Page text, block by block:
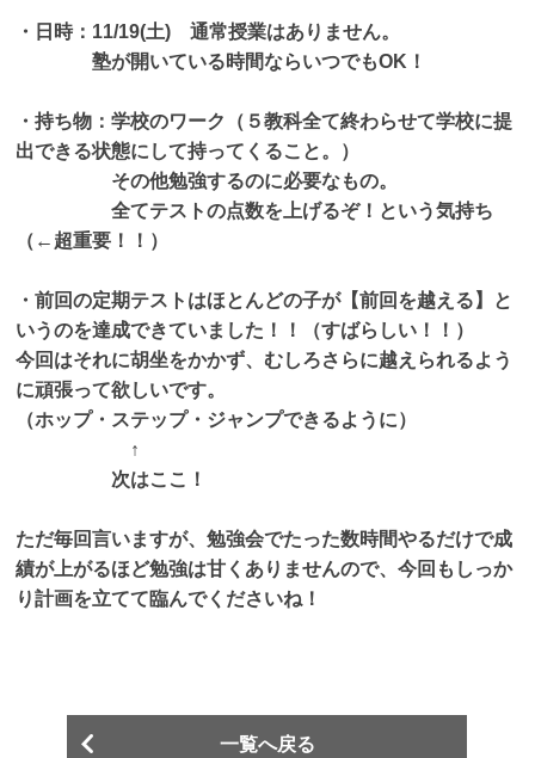
よくあるご質問
・日時：11/19(土) 通常授業はありません。
塾が開いている時間ならいつでもOK！
・持ち物：学校のワーク（５教科全て終わらせて学校に提
出できる状態にして持ってくること。）
その他勉強するのに必要なもの。
全てテストの点数を上げるぞ！という気持ち
（←超重要！！）
・前回の定期テストはほとんどの子が【前回を越える】と
いうのを達成できていました！！（すばらしい！！）
今回はそれに胡坐をかかず、むしろさらに越えられるよう
に頑張って欲しいです。
（ホップ・ステップ・ジャンプできるように）
↑
次はここ！
ただ毎回言いますが、勉強会でたった数時間やるだけで成
績が上がるほど勉強は甘くありませんので、今回もしっか
り計画を立てて臨んでくださいね！
一覧へ戻る